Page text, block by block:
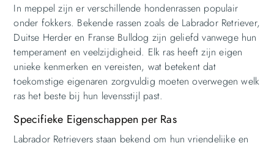
In meppel zijn er verschillende hondenrassen populair
onder fokkers. Bekende rassen zoals de Labrador Retriever,
Duitse Herder en Franse Bulldog zijn geliefd vanwege hun
temperament en veelzijdigheid. Elk ras heeft zijn eigen
unieke kenmerken en vereisten, wat betekent dat
toekomstige eigenaren zorgvuldig moeten overwegen welk
ras het beste bij hun levensstijl past.
Specifieke Eigenschappen per Ras
Labrador Retrievers staan bekend om hun vriendelijke en